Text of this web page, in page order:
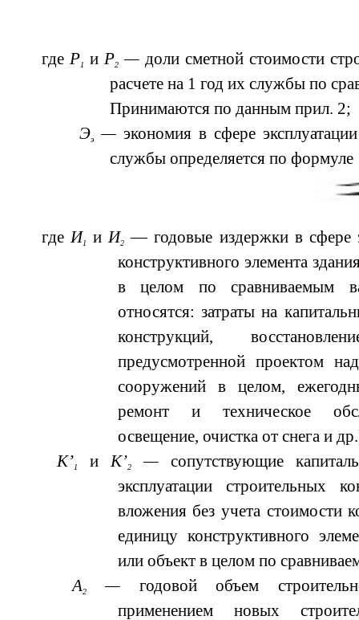
где P1 и P2— доли сметной стоимости
расчете на 1 год их службы по
Принимаются по данным прил. 2;
Ээ — экономия в сфере
службы определяется по формуле
где И1 и И2
— годовые издержки в сфере
конструктивного элемента
в целом по сравниваемым
относятся: затраты на
конструкций,
предусмотренной проектом
сооружений в целом,
ремонт и техническое
освещение, очистка от снега и
K’1 и К’2—сопутствующие
эксплуатации строительных
вложения без учета стоимости
единицу конструктивного
или объект в целом по
А2— годовой объем
применением новых